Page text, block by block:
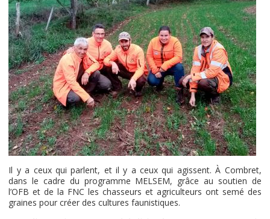
Il y a ceux qui parlent, et il y a ceux qui agissent. À Combret,
dans le cadre du programme MELSEM, grâce au soutien de
l’OFB et de la FNC les chasseurs et agriculteurs ont semé des
graines pour créer des cultures faunistiques.